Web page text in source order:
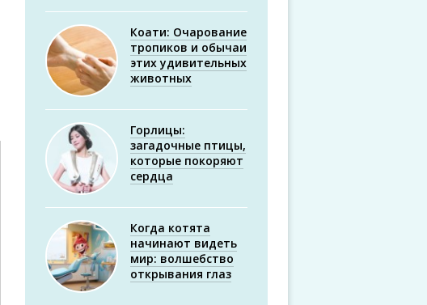
Коати: Очарование
тропиков и обычаи
этих удивительных
животных
Горлицы:
загадочные птицы,
которые покоряют
сердца
Когда котята
начинают видеть
мир: волшебство
открывания глаз